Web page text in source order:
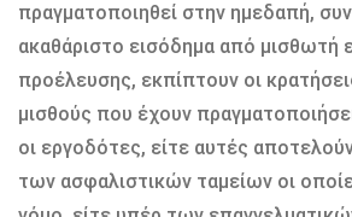
πραγματοποιηθεί στην ημεδαπή,
ακαθάριστο εισόδημα από μισθωτή
προέλευσης, εκπίπτουν οι
μισθούς που έχουν
οι εργοδότες, είτε αυτές
των ασφαλιστικών ταμείων οι